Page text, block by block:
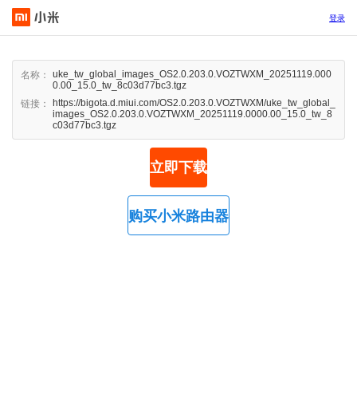
登录
名称：
uke_tw_global_images_OS2.0.203.0.VOZTWXM_20251119.000
0.00_15.0_tw_8c03d77bc3.tgz
链接：
https://bigota.d.miui.com/OS2.0.203.0.VOZTWXM/uke_tw_global_
images_OS2.0.203.0.VOZTWXM_20251119.0000.00_15.0_tw_8
c03d77bc3.tgz
立即下载
购买小米路由器